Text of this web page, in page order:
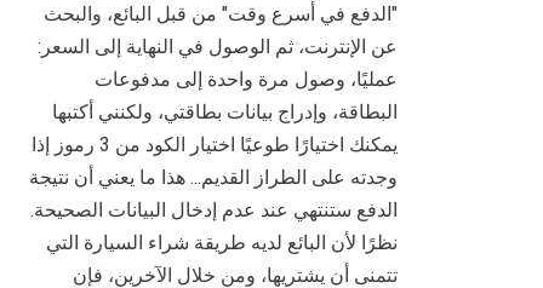
"الدفع في أسرع وقت" من قبل البائع، والبحث
عن الإنترنت، ثم الوصول في النهاية إلى السعر:
عمليًا، وصول مرة واحدة إلى مدفوعات
البطاقة، وإدراج بيانات بطاقتي، ولكنني أكتبها
يمكنك اختيارًا طوعيًا اختيار الكود من 3 رموز إذا
وجدته على الطراز القديم... هذا ما يعني أن نتيجة
الدفع ستنتهي عند عدم إدخال البيانات الصحيحة.
نظرًا لأن البائع لديه طريقة شراء السيارة التي
تتمنى أن يشتريها، ومن خلال الآخرين، فإن